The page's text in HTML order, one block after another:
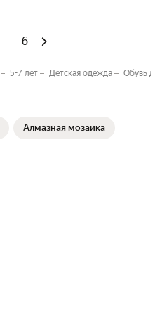
6
5-7 лет Детская одежда Обувь
Алмазная мозаика